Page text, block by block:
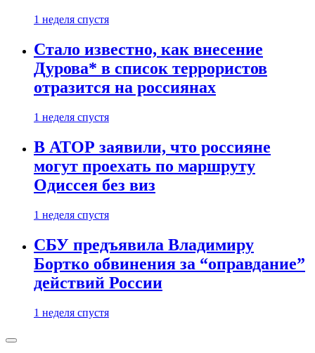
1 неделя спустя
Стало известно, как внесение
Дурова* в список террористов
отразится на россиянах
1 неделя спустя
В АТОР заявили, что россияне
могут проехать по маршруту
Одиссея без виз
1 неделя спустя
СБУ предъявила Владимиру
Бортко обвинения за “оправдание”
действий России
1 неделя спустя